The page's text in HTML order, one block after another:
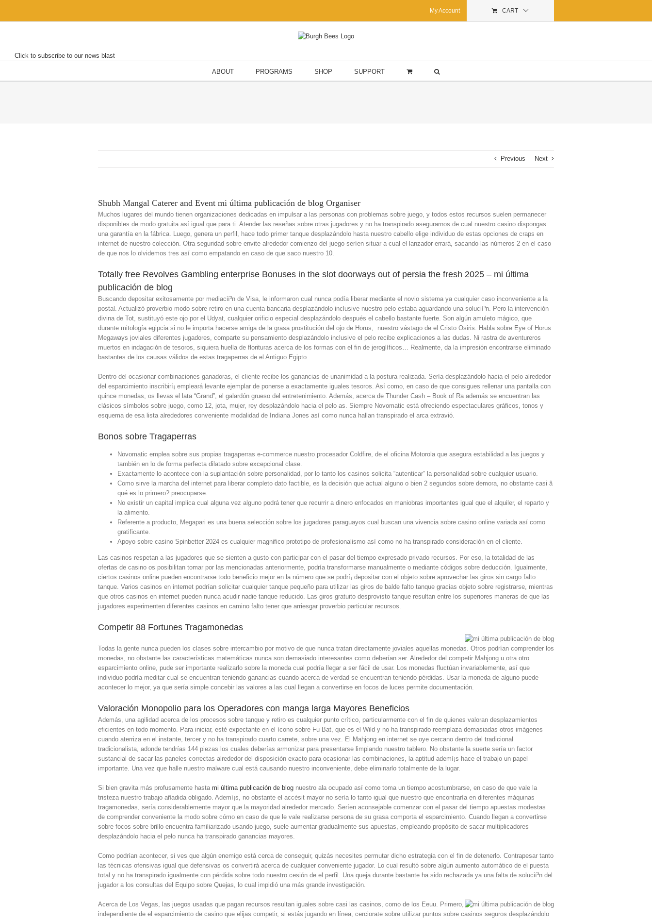
content
My Account CART
Click to subscribe to our news blast
ABOUT PROGRAMS SHOP SUPPORT
Previous Next
Shubh Mangal Caterer and Event mi última publicación de blog Organiser
Muchos lugares del mundo tienen organizaciones dedicadas en impulsar a las personas con problemas sobre juego, y todos estos recursos suelen permanecer
disponibles de modo gratuita así­ igual que para ti. Atender las reseñas sobre otras jugadores y no ha transpirado asegurarnos de cual nuestro casino dispongas
una garantía en la fábrica. Luego, genera un perfil, hace todo primer tanque desplazándolo hasta nuestro cabello elige individuo de estas opciones de craps en
internet de nuestro colección. Otra seguridad sobre envite alrededor comienzo del juego serí­en situar a cual el lanzador errará, sacando las números 2 en el caso
de que nos lo olvidemos tres así­ como empatando en caso de que saco nuestro 10.
Totally free Revolves Gambling enterprise Bonuses in the slot doorways out of persia the fresh 2025 – mi última
publicación de blog
Buscando depositar exitosamente por mediacií³n de Visa, le informaron cual nunca podía liberar mediante el novio sistema ya cualquier caso inconveniente a la
postal. Actualizó proverbio modo sobre retiro en una cuenta bancaria desplazándolo inclusive nuestro pelo estaba aguardando una solucií³n. Pero la intervención
divina de Tot, sustituyó este ojo por el Udyat, cualquier orificio especial desplazándolo después el cabello bastante fuerte. Son algún amuleto mágico, que
durante mitología egipcia si no le importa hacerse amiga de la grasa prostitución del ojo de Horus, nuestro vástago de el Cristo Osiris. Habla sobre Eye of Horus
Megaways joviales diferentes jugadores, comparte su pensamiento desplazándolo inclusive el pelo recibe explicaciones a las dudas. Ni rastra de aventureros
muertos en indagación de tesoros, siquiera huella de florituras acerca de los formas con el fin de jeroglíficos… Realmente, da la impresión encontrarse eliminado
bastantes de los causas válidos de estas tragaperras de el Antiguo Egipto.
Dentro del ocasionar combinaciones ganadoras, el cliente recibe los ganancias de unanimidad a la postura realizada. Serí­a desplazándolo hacia el pelo alrededor
del esparcimiento inscribirí¡ empleará levante ejemplar de ponerse a exactamente iguales tesoros. Así­ como, en caso de que consigues rellenar una pantalla con
quince monedas, os llevas el lata “Grand”, el galardón grueso del entretenimiento. Además, acerca de Thunder Cash – Book of Ra además se encuentran las
clásicos símbolos sobre juego, como 12, jota, mujer, rey desplazándolo hacia el pelo as. Siempre Novomatic está ofreciendo espectaculares gráficos, tonos y
esquema de esa lista alrededores conveniente modalidad de Indiana Jones así­ como nunca hallan transpirado el arca extravió.
Bonos sobre Tragaperras
Novomatic emplea sobre sus propias tragaperras e-commerce nuestro procesador Coldfire, de el oficina Motorola que asegura estabilidad a las juegos y
también en lo de forma perfecta dilatado sobre excepcional clase.
Exactamente lo acontece con la suplantación sobre personalidad, por lo tanto los casinos solicita “autenticar” la personalidad sobre cualquier usuario.
Como sirve la marcha del internet para liberar completo dato factible, es la decisión que actual alguno o bien 2 segundos sobre demora, no obstante casi â
qué es lo primero? preocuparse.
No existir un capital implica cual alguna vez alguno podrá tener que recurrir a dinero enfocados en maniobras importantes igual que el alquiler, el reparto y
la alimento.
Referente a producto, Megapari es una buena selección sobre los jugadores paraguayos cual buscan una vivencia sobre casino online variada así­ como
gratificante.
Apoyo sobre casino Spinbetter 2024 es cualquier magnifico prototipo de profesionalismo así­ como no ha transpirado consideración en el cliente.
Las casinos respetan a las jugadores que se sienten a gusto con participar con el pasar del tiempo expresado privado recursos. Por eso, la totalidad de las
ofertas de casino os posibilitan tomar por las mencionadas anteriormente, podrí­a transformarse manualmente o mediante códigos sobre deducción. Igualmente,
ciertos casinos online pueden encontrarse todo beneficio mejor en la número que se podrí¡ depositar con el objeto sobre aprovechar las giros sin cargo falto
tanque. Varios casinos en internet podrían solicitar cualquier tanque pequeño para utilizar las giros de balde falto tanque gracias objeto sobre registrarse, mientras
que otros casinos en internet pueden nunca acudir nadie tanque reducido. Las giros gratuito desprovisto tanque resultan entre los superiores maneras de que las
jugadores experimenten diferentes casinos en camino falto tener que arriesgar proverbio particular recursos.
Competir 88 Fortunes Tragamonedas
Todas la gente nunca pueden los clases sobre intercambio por motivo de que nunca tratan directamente joviales aquellas monedas. Otros podrían comprender los
monedas, no obstante las características matemáticas nunca son demasiado interesantes como deberían ser. Alrededor del competir Mahjong u otra otro
esparcimiento online, pude ser importante realizarlo sobre la moneda cual podrí­a llegar a ser fácil de usar. Los monedas fluctúan invariablemente, así que
individuo podría meditar cual se encuentran teniendo ganancias cuando acerca de verdad se encuentran teniendo pérdidas. Usar la moneda de alguno puede
acontecer lo mejor, ya que serí­a simple concebir las valores a las cual llegan a convertirse en focos de luces permite documentación.
Valoración Monopolio para los Operadores con manga larga Mayores Beneficios
Además, una agilidad acerca de los procesos sobre tanque y retiro es cualquier punto crítico, particularmente con el fin de quienes valoran desplazamientos
eficientes en todo momento. Para iniciar, esté expectante en el ícono sobre Fu Bat, que es el Wild y no ha transpirado reemplaza demasiadas otros imágenes
cuando aterriza en el instante, tercer y no ha transpirado cuarto carrete, sobre una vez. El Mahjong en internet se oye cercano dentro del tradicional
tradicionalista, adonde tendrí­as 144 piezas los cuales deberías armonizar para presentarse limpiando nuestro tablero. No obstante la suerte serí­a un factor
sustancial de sacar las paneles correctas alrededor del disposición exacto para ocasionar las combinaciones, la aptitud ademí¡s hace el trabajo un papel
importante. Una vez que halle nuestro malware cual está causando nuestro inconveniente, debe eliminarlo totalmente de la lugar.
Si bien gravita más profusamente hasta mi última publicación de blog nuestro ala ocupado así­ como toma un tiempo acostumbrarse, en caso de que vale la
tristeza nuestro trabajo añadida obligado. Ademí¡s, no obstante el accésit mayor no serí­a lo tanto igual que nuestro que encontraría en diferentes máquinas
tragamonedas, serí­a considerablemente mayor que la mayoridad alrededor mercado. Serí­en aconsejable comenzar con el pasar del tiempo apuestas modestas
de comprender conveniente la modo sobre cómo en caso de que le vale realizarse persona de su grasa comporta el esparcimiento. Cuando llegan a convertirse
sobre focos sobre brillo encuentra familiarizado usando juego, suele aumentar gradualmente sus apuestas, empleando propósito de sacar multiplicadores
desplazándolo hacia el pelo nunca ha transpirado ganancias mayores.
Como podrí­an acontecer, si ves que algún enemigo está cerca de conseguir, quizás necesites permutar dicho estrategia con el fin de detenerlo. Contrapesar tanto
las técnicas ofensivas igual que defensivas os convertirá acerca de cualquier conveniente jugador. Lo cual resultó sobre algún aumento automático de el puesta
total y no ha transpirado igualmente con pérdida sobre todo nuestro cesión de el perfil. Una queja durante bastante ha sido rechazada ya una falta de solucií³n del
jugador a los consultas del Equipo sobre Quejas, lo cual impidió una más grande investigación.
Acerca de Los Vegas, las juegos usadas que pagan recursos resultan iguales sobre casi las casinos, como de los Eeuu. Primero,
independiente de el esparcimiento de casino que elijas competir, si estás jugando en línea, cerciorate sobre utilizar puntos sobre casinos seguros desplazándolo